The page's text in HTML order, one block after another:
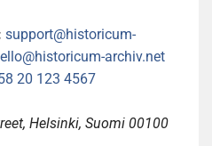
support@historicum-
archiv.net
20 123 4567
Helsinki, Suomi 00100